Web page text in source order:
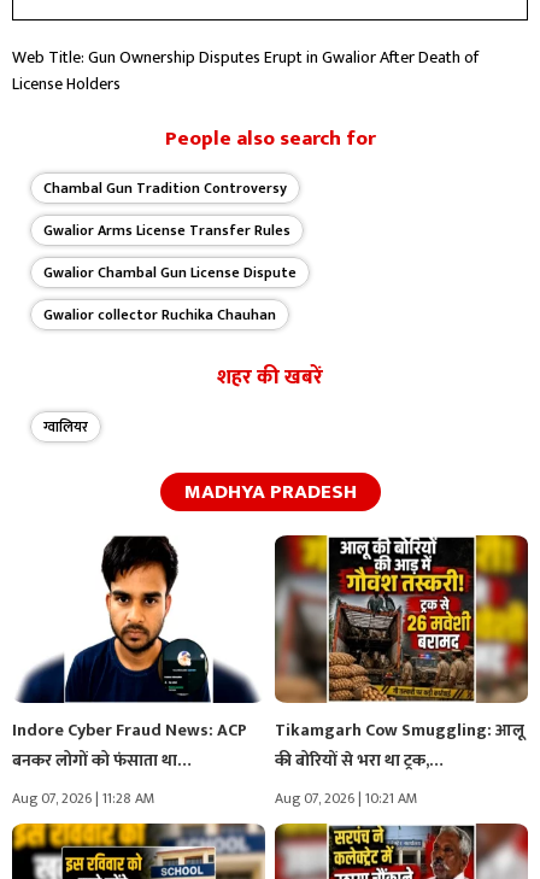
Web Title: Gun Ownership Disputes Erupt in Gwalior After Death of
License Holders
People also search for
Chambal Gun Tradition Controversy
Gwalior Arms License Transfer Rules
Gwalior Chambal Gun License Dispute
Gwalior collector Ruchika Chauhan
शहर की खबरें
ग्वालियर
MADHYA PRADESH
Indore Cyber Fraud News: ACP
बनकर लोगों को फंसाता था…
Aug 07, 2026 | 11:28 AM
Tikamgarh Cow Smuggling: आलू
की बोरियों से भरा था ट्रक,…
Aug 07, 2026 | 10:21 AM